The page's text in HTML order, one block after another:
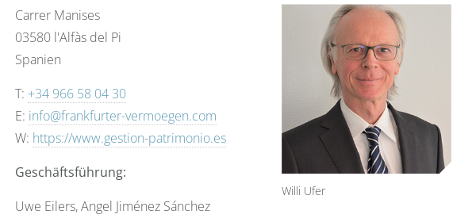
Carrer Manises
03580 l'Alfàs del Pi
Spanien
T: +34 966 58 04 30
E: info@frankfurter-vermoegen.com
W: https://www.gestion-patrimonio.es
Geschäftsführung:
Uwe Eilers, Angel Jiménez Sánchez
Willi Ufer